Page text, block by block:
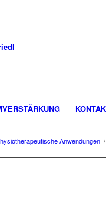
Anwendungen /